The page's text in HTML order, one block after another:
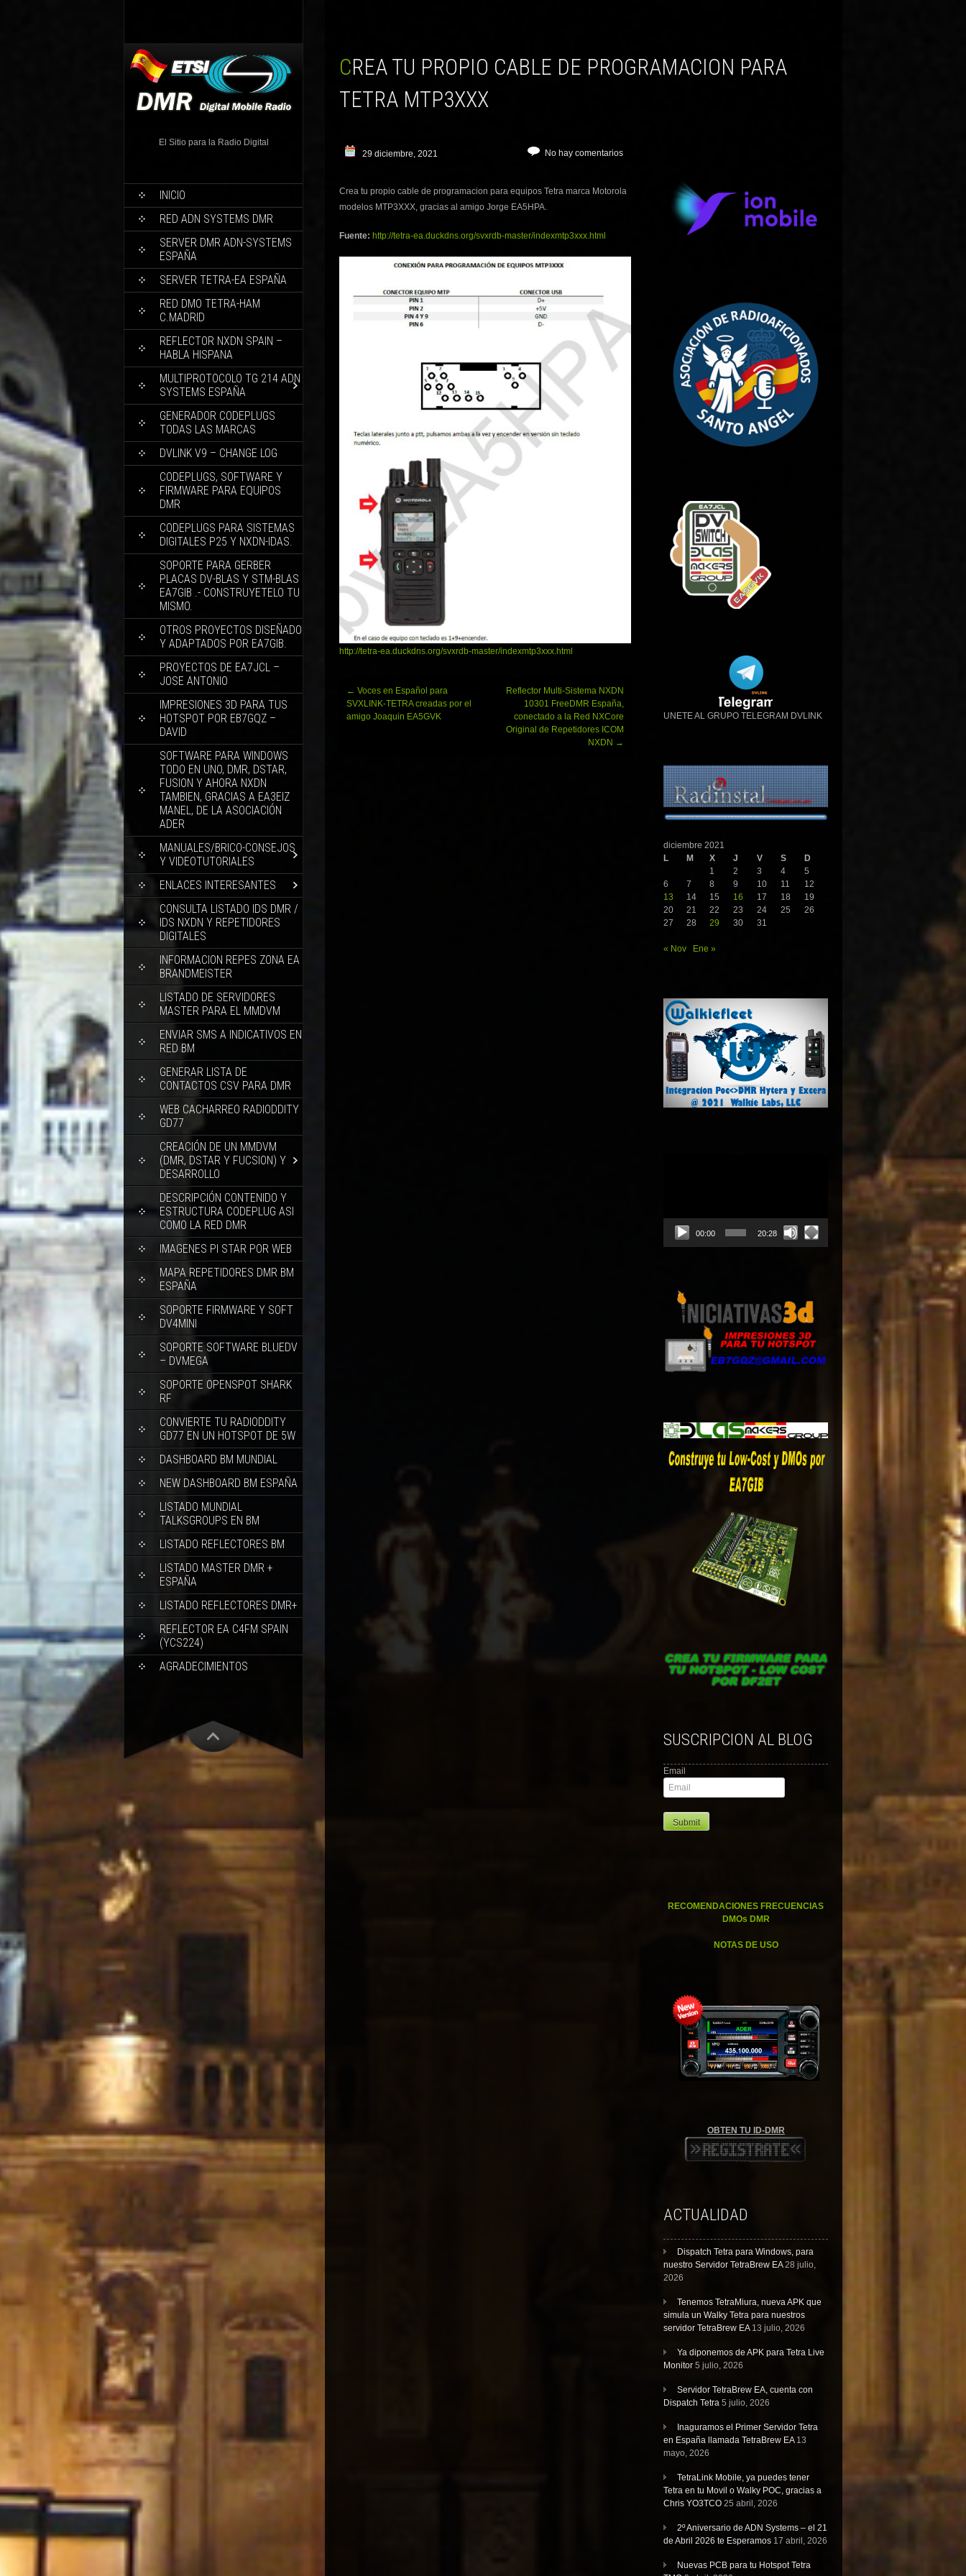
El Sitio para la Radio Digital
INICIO
RED ADN SYSTEMS DMR
SERVER DMR ADN-SYSTEMS
ESPAÑA
SERVER TETRA-EA ESPAÑA
RED DMO TETRA-HAM
C.MADRID
REFLECTOR NXDN SPAIN –
HABLA HISPANA
MULTIPROTOCOLO TG 214 ADN
SYSTEMS ESPAÑA
GENERADOR CODEPLUGS
TODAS LAS MARCAS
DVLINK V9 – CHANGE LOG
CODEPLUGS, SOFTWARE Y
FIRMWARE PARA EQUIPOS
DMR
CODEPLUGS PARA SISTEMAS
DIGITALES P25 Y NXDN-IDAS.
SOPORTE PARA GERBER
PLACAS DV-BLAS Y STM-BLAS
EA7GIB .- CONSTRUYETELO TU
MISMO.
OTROS PROYECTOS DISEÑADO
Y ADAPTADOS POR EA7GIB.
PROYECTOS DE EA7JCL –
JOSE ANTONIO
IMPRESIONES 3D PARA TUS
HOTSPOT POR EB7GQZ –
DAVID
SOFTWARE PARA WINDOWS
TODO EN UNO, DMR, DSTAR,
FUSION Y AHORA NXDN
TAMBIEN, GRACIAS A EA3EIZ
MANEL, DE LA ASOCIACIÓN
ADER
MANUALES/BRICO-CONSEJOS
Y VIDEOTUTORIALES
ENLACES INTERESANTES
CONSULTA LISTADO IDS DMR /
IDS NXDN Y REPETIDORES
DIGITALES
INFORMACION REPES ZONA EA
BRANDMEISTER
LISTADO DE SERVIDORES
MASTER PARA EL MMDVM
ENVIAR SMS A INDICATIVOS EN
RED BM
GENERAR LISTA DE
CONTACTOS CSV PARA DMR
WEB CACHARREO RADIODDITY
GD77
CREACIÓN DE UN MMDVM
(DMR, DSTAR Y FUCSION) Y
DESARROLLO
DESCRIPCIÓN CONTENIDO Y
ESTRUCTURA CODEPLUG ASI
COMO LA RED DMR
IMAGENES PI STAR POR WEB
MAPA REPETIDORES DMR BM
ESPAÑA
SOPORTE FIRMWARE Y SOFT
DV4MINI
SOPORTE SOFTWARE BLUEDV
– DVMEGA
SOPORTE OPENSPOT SHARK
RF
CONVIERTE TU RADIODDITY
GD77 EN UN HOTSPOT DE 5W
DASHBOARD BM MUNDIAL
NEW DASHBOARD BM ESPAÑA
LISTADO MUNDIAL
TALKSGROUPS EN BM
LISTADO REFLECTORES BM
LISTADO MASTER DMR +
ESPAÑA
LISTADO REFLECTORES DMR+
REFLECTOR EA C4FM SPAIN
(YCS224)
AGRADECIMIENTOS
CREA TU PROPIO CABLE DE PROGRAMACION PARA
TETRA MTP3XXX
29 diciembre, 2021 No hay comentarios
Crea tu propio cable de programacion para equipos Tetra marca Motorola
modelos MTP3XXX, gracias al amigo Jorge EA5HPA.
Fuente: http://tetra-ea.duckdns.org/svxrdb-master/indexmtp3xxx.html
http://tetra-ea.duckdns.org/svxrdb-master/indexmtp3xxx.html
Navegación
de
entradas
← Voces en Español para
SVXLINK-TETRA creadas por el
amigo Joaquin EA5GVK
Reflector Multi-Sistema NXDN
10301 FreeDMR España,
conectado a la Red NXCore
Original de Repetidores ICOM
NXDN →
UNETE AL GRUPO TELEGRAM DVLINK
diciembre 2021
L
M X J V S
D
1
2 3 4
5
6
7 8 9 10 11
12
13
14 15 16 17 18
19
20
21 22 23 24 25
26
27
28 29 30 31
« Nov Ene »
00:00 20:28
SUSCRIPCION AL BLOG
Email
RECOMENDACIONES FRECUENCIAS
DMOs DMR
NOTAS DE USO
OBTEN TU ID-DMR
ACTUALIDAD
Dispatch Tetra para Windows, para
nuestro Servidor TetraBrew EA 28 julio,
2026
Tenemos TetraMiura, nueva APK que
simula un Walky Tetra para nuestros
servidor TetraBrew EA 13 julio, 2026
Ya diponemos de APK para Tetra Live
Monitor 5 julio, 2026
Servidor TetraBrew EA, cuenta con
Dispatch Tetra 5 julio, 2026
Inaguramos el Primer Servidor Tetra
en España llamada TetraBrew EA 13
mayo, 2026
TetraLink Mobile, ya puedes tener
Tetra en tu Movil o Walky POC, gracias a
Chris YO3TCO 25 abril, 2026
2º Aniversario de ADN Systems – el 21
de Abril 2026 te Esperamos 17 abril, 2026
Nuevas PCB para tu Hotspot Tetra